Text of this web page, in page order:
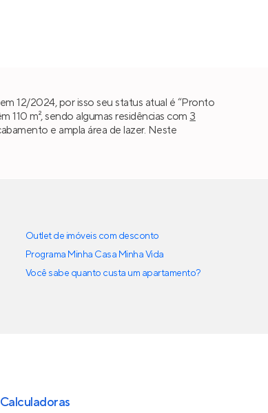
12/2024, por isso seu status atual é “Pronto
m², sendo algumas residências com 3
e ampla área de lazer. Neste
Outlet de imóveis com desconto
Programa Minha Casa Minha Vida
Você sabe quanto custa um apartamento?
Calculadoras